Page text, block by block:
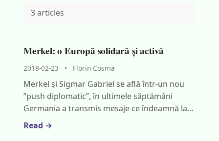
3 articles
Merkel: o Europă solidară și activă
2018-02-23 • Florin Cosma
Merkel și Sigmar Gabriel se află într-un nou
”push diplomatic”, în ultimele săptămâni
Germania a transmis mesaje ce îndeamnă la…
Read →